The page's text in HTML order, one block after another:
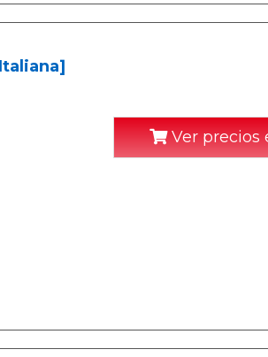
Ver precios